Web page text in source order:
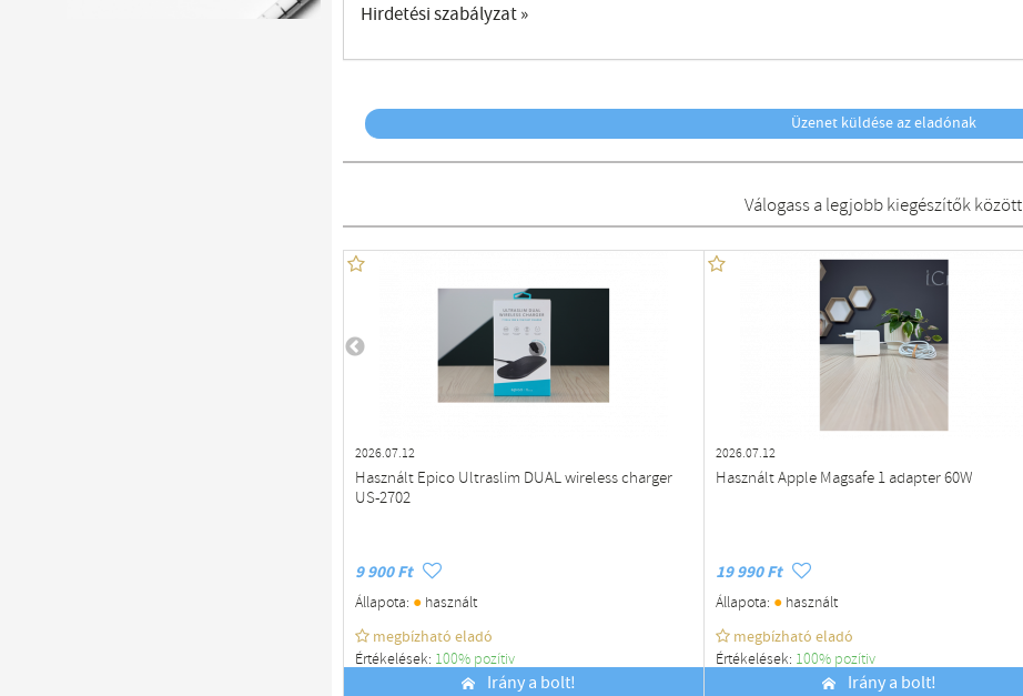
Hirdetési szabályzat »
Üzenet küldése az eladónak
Válogass a legjobb kiegészítők között
2026.07.12
Használt Epico Ultraslim DUAL wireless charger
US-2702
9 900 Ft
Állapota: ●használt
megbízható eladó
Értékelések: 100% pozítiv
Irány a bolt!
2026.07.12
Használt Apple Magsafe 1 adapter 60W
19 990 Ft
Állapota: ●használt
megbízható eladó
Értékelések: 100% pozítiv
Irány a bolt!